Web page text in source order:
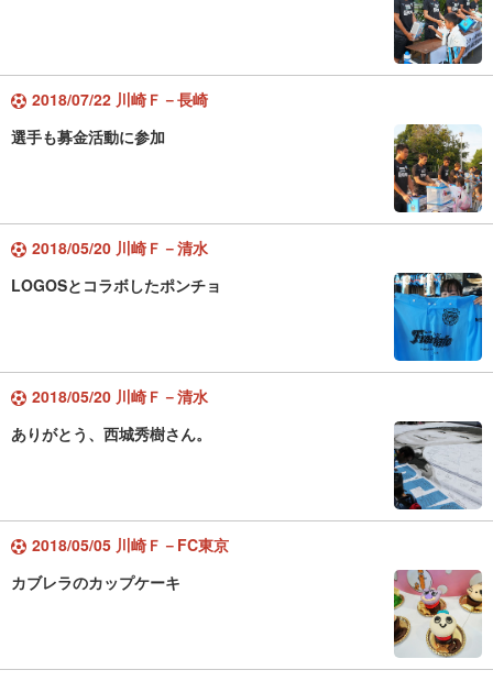
2018/07/22 川崎Ｆ－長崎
選手も募金活動に参加
2018/05/20 川崎Ｆ－清水
LOGOSとコラボしたポンチョ
2018/05/20 川崎Ｆ－清水
ありがとう、西城秀樹さん。
2018/05/05 川崎Ｆ－FC東京
カブレラのカップケーキ